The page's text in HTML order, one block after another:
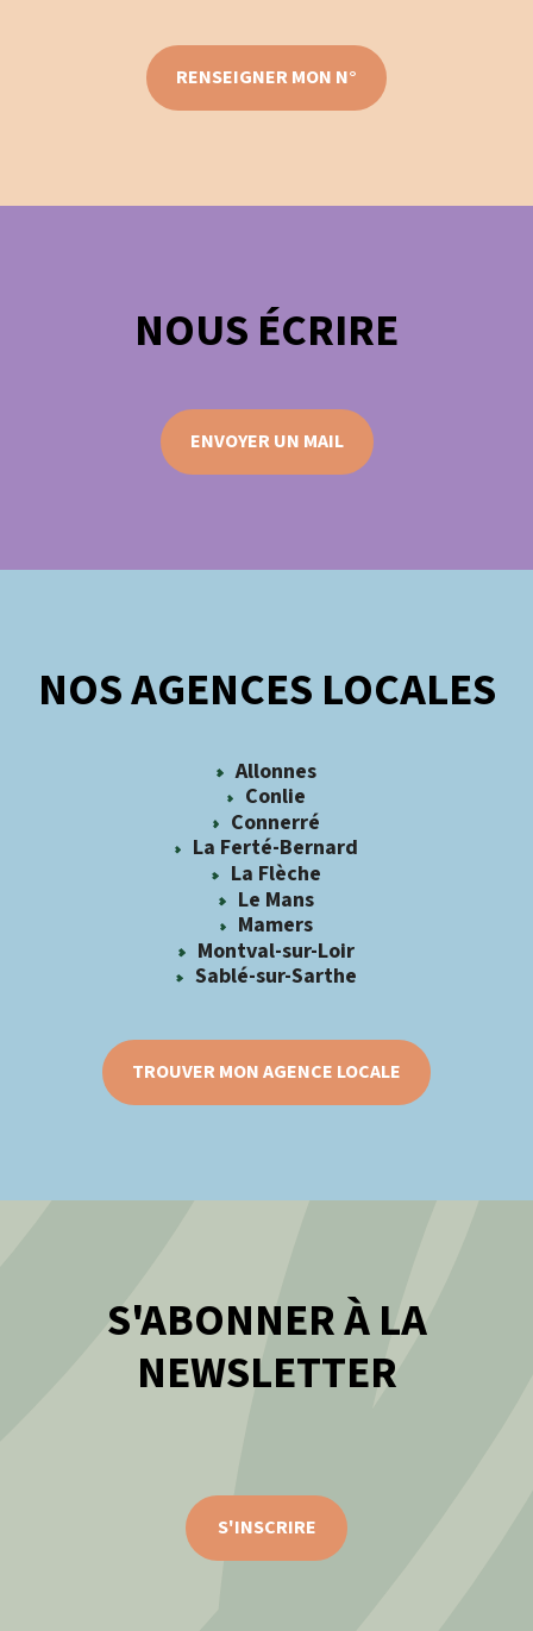
NOS AGENCES LOCALES
Allonnes
Conlie
Connerré
La Ferté-Bernard
La Flèche
Le Mans
Mamers
Montval-sur-Loir
Sablé-sur-Sarthe
TROUVER MON AGENCE LOCALE
RENSEIGNER MON N°
NOUS ÉCRIRE
ENVOYER UN MAIL
S'ABONNER À LA
NEWSLETTER
S'INSCRIRE